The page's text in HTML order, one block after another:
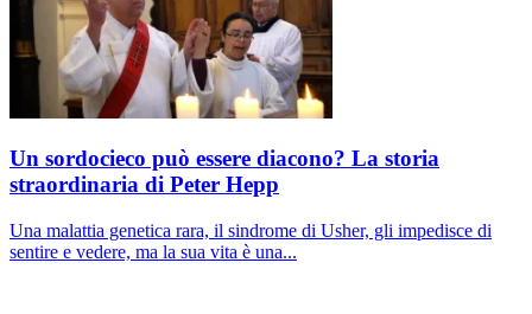
Un sordocieco può essere diacono? La storia
straordinaria di Peter Hepp
Una malattia genetica rara, il sindrome di Usher, gli impedisce di
sentire e vedere, ma la sua vita è una...